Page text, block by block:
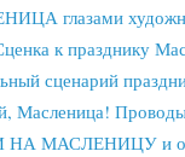
глазами
к празднику
сценарий
Масленица!
НА МАСЛЕНИЦУ и